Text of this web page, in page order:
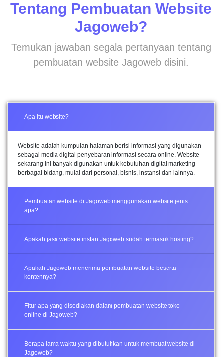
Tentang Pembuatan Website
Jagoweb?
Temukan jawaban segala pertanyaan tentang
pembuatan website Jagoweb disini.
Apa itu website?
Website adalah kumpulan halaman berisi informasi yang digunakan
sebagai media digital penyebaran informasi secara online. Website
sekarang ini banyak digunakan untuk kebutuhan digital marketing
berbagai bidang, mulai dari personal, bisnis, instansi dan lainnya.
Pembuatan website di Jagoweb menggunakan website jenis
apa?
Apakah jasa website instan Jagoweb sudah termasuk hosting?
Apakah Jagoweb menerima pembuatan website beserta
kontennya?
Fitur apa yang disediakan dalam pembuatan website toko
online di Jagoweb?
Berapa lama waktu yang dibutuhkan untuk membuat website di
Jagoweb?